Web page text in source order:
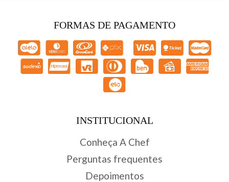
FORMAS DE PAGAMENTO
INSTITUCIONAL
Conheça A Chef
Perguntas frequentes
Depoimentos